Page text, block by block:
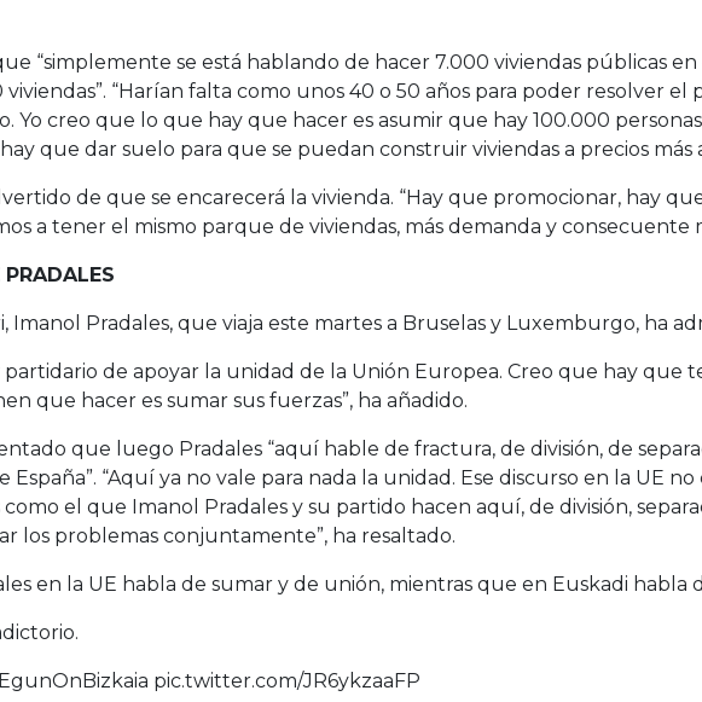
“simplemente se está hablando de hacer 7.000 viviendas públicas
viviendas”. “Harían falta como unos 40 o 50 años para poder resolver
Yo creo que lo que hay que hacer es asumir que hay 100.000
que dar suelo para que se puedan construir viviendas a precios más
de que se encarecerá la vivienda. “Hay que promocionar, hay
a tener el mismo parque de viviendas, más demanda y consecuente
Imanol Pradales, que viaja este martes a Bruselas y Luxemburgo, ha
partidario de apoyar la unidad de la Unión Europea. Creo que hay que
que hacer es sumar sus fuerzas”, ha añadido.
que luego Pradales “aquí hable de fractura, de división, de
“Aquí ya no vale para nada la unidad. Ese discurso en la UE
el que Imanol Pradales y su partido hacen aquí, de división,
los problemas conjuntamente”, ha resaltado.
en la UE habla de sumar y de unión, mientras que en Euskadi habla
pic.twitter.com/JR6ykzaaFP